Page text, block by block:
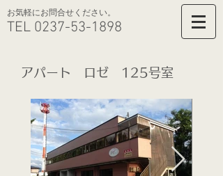
​お気軽にお問合せください。
TEL 0237-53-1898
アパート ロゼ 125号室